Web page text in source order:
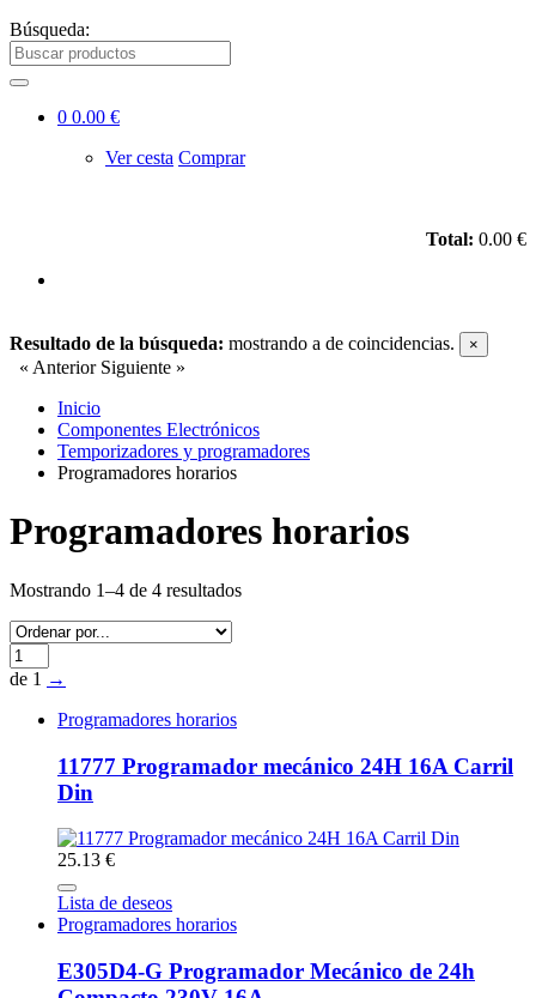
Búsqueda:
0 0.00 €
Ver cesta Comprar
Total: 0.00 €
Resultado de la búsqueda: mostrando a de coincidencias. ×
« Anterior Siguiente »
Inicio
Componentes Electrónicos
Temporizadores y programadores
Programadores horarios
Programadores horarios
Mostrando 1–4 de 4 resultados
de 1 →
Programadores horarios
11777 Programador mecánico 24H 16A Carril
Din
25.13 €
Lista de deseos
Programadores horarios
E305D4-G Programador Mecánico de 24h